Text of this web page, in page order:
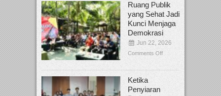
Ruang Publik
yang Sehat Jadi
Kunci Menjaga
Demokrasi
Jun 22, 2026
Comments Off
Ketika
Penyiaran